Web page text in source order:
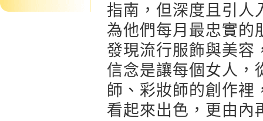
指南，但深度且引人
為他們每月最忠實的
發現流行服飾與美容
信念是讓每個女人，
師、彩妝師的創作裡
看起來出色，更由內